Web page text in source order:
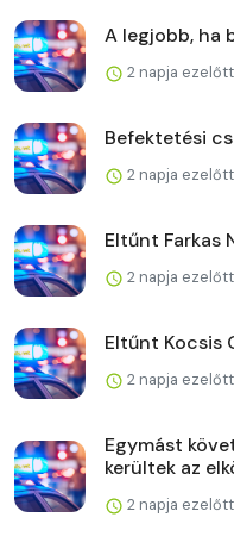
A legjobb, ha
2 napja ezelőtt
Befektetési
2 napja ezelőtt
Eltűnt Farkas
2 napja ezelőtt
Eltűnt Kocsis
2 napja ezelőtt
Egymást
kerültek az
2 napja ezelőtt